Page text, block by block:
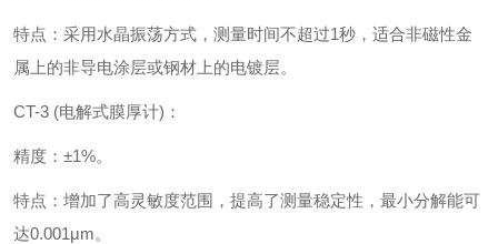
特点‌：采用水晶振荡方式，测量时间不超过1秒，适合非磁性金
属上的非导电涂层或钢材上的电镀层。
CT-3 (电解式膜厚计)‌：
精度‌：±1%。
特点‌：增加了高灵敏度范围，提高了测量稳定性，最小分解能可
达0.001μm。